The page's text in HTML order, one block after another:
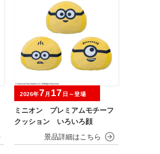
ミニオン プレミアムモチーフ
クッション いろいろ顔
2026年7 月 17 日～登場